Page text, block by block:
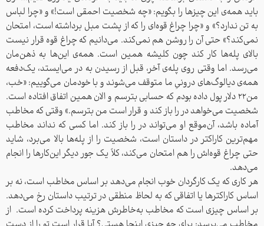
باید همه‌ی این چیزها را بگویم: «چه شخصیت احمقی است!» و «چرا لباس
به تن ندارد؟» و «چرا چراغ قوه‌ای را که از پشت مبل برداشته است، امتحان
نمی‌کند؟» حتی آن را روشن هم نمی‌کند. می‌دانیم که چراغ قوه قرار نیست
بالای پله‌ها کار کند چون کلیشه همین است. همه‌ی این‌ها به ذهن‌مان
می‌رسد. اما وقتی روی پله‌ی آخر، قبل از رسیدن به در می‌ایستد، یک‌دفعه
همه‌ی دیالوگ‌های درونیِ ما متوقف می‌شوند و با خودمان می‌گوییم: «خب،
من۲۲ دلار پول داده بودم که حسابی بترسم و الان همین اتفاق افتاده است.
شخصیت می‌خواهد در را باز کند و قرار است من بترسم.» وقتی که مخاطب
آماده باشد، آن‌موقع او می‌تواند در را باز کند. اما کسی که نداند مخاطب
مهم‌ترین کاراکتر در داستان است، شخصیت را از پله‌ها بالا می‌برد، شاید
حتی چراغ قوه‌اش را هم امتحان می‌کند، کلاً یک جور دیگر این‌کارها را انجام
می‌دهد.
هر کاری که یک کارگردان خوب انجام می‌دهد بر اساس مخاطب است، نه بر
اساس کاراکترها یا اتفاقی که به لحاظ منطقی در ترتیب داستان رخ می‌دهد.
بر اساس چیزی است که مخاطب به‌خاطرش هزینه پرداخت کرده است. از